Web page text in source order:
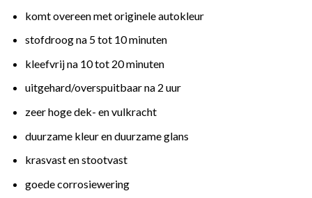
komt overeen met originele autokleur
stofdroog na 5 tot 10 minuten
kleefvrij na 10 tot 20 minuten
uitgehard/overspuitbaar na 2 uur
zeer hoge dek- en vulkracht
duurzame kleur en duurzame glans
krasvast en stootvast
goede corrosiewering